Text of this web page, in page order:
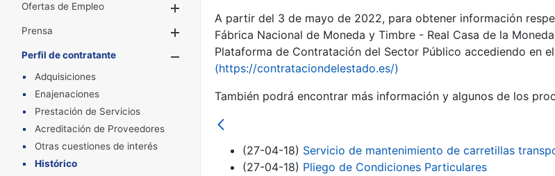
Ofertas de Empleo
Prensa
Mostrar/Ocultar
Perfil de contratante
Mostrar/Ocultar
Adquisiciones
Enajenaciones
Prestación de Servicios
Acreditación de Proveedores
Otras cuestiones de interés
Histórico
A partir del 3 de mayo de 2022, para obtener información
Fábrica Nacional de Moneda y Timbre - Real Casa de la
Plataforma de Contratación del Sector Público accediendo en
(https://contrataciondelestado.es/)
También podrá encontrar más información y algunos de los
(27-04-18) Servicio de mantenimiento de carretillas
(27-04-18) Pliego de Condiciones Particulares